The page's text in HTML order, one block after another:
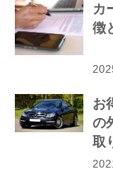
カ
徴
お
の
取
介